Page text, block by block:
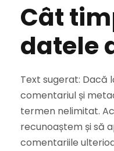
Cât
datele
Text sugerat: Dacă
comentariul și
termen nelimitat.
recunoaștem și să
comentariile